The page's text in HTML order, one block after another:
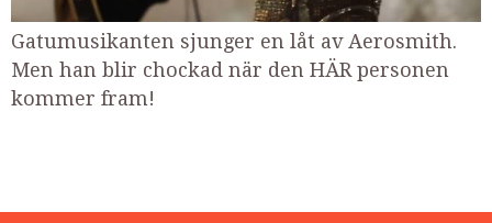
Gatumusikanten sjunger en låt av Aerosmith.
Men han blir chockad när den HÄR personen
kommer fram!